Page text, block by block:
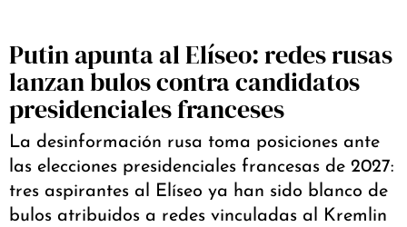
Putin apunta al Elíseo: redes rusas
lanzan bulos contra candidatos
presidenciales franceses
La desinformación rusa toma posiciones ante
las elecciones presidenciales francesas de 2027:
tres aspirantes al Elíseo ya han sido blanco de
bulos atribuidos a redes vinculadas al Kremlin